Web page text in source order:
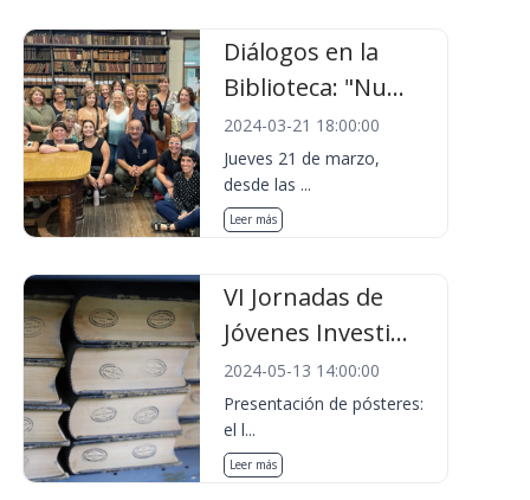
Diálogos en la
Biblioteca: "Nu...
2024-03-21 18:00:00
Jueves 21 de marzo,
desde las ...
Leer más
VI Jornadas de
Jóvenes Investi...
2024-05-13 14:00:00
Presentación de pósteres:
el l...
Leer más